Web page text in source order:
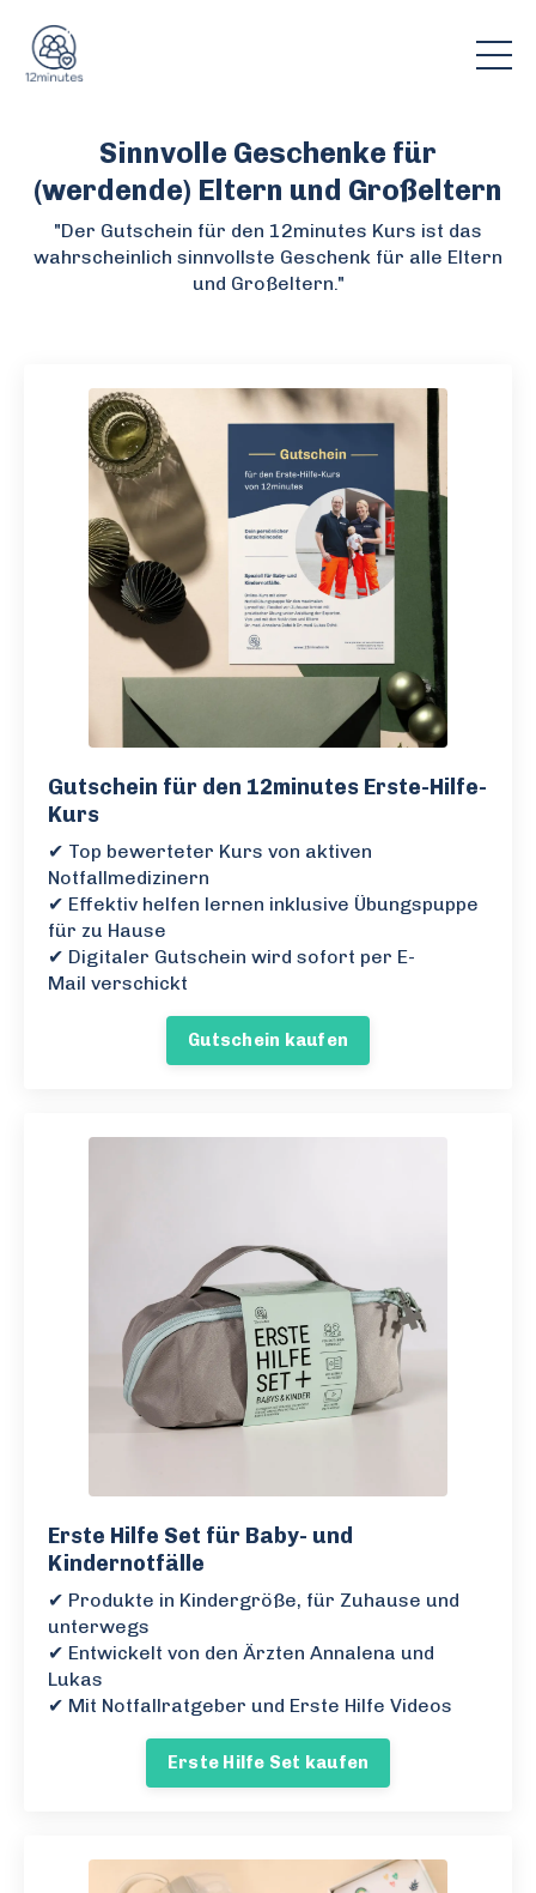
Sinnvolle Geschenke für
(werdende) Eltern und Großeltern
"Der Gutschein für den 12minutes Kurs ist das
wahrscheinlich sinnvollste Geschenk für alle Eltern
und Großeltern."
Gutschein für den 12minutes Erste-Hilfe-
Kurs
✔ Top bewerteter Kurs von aktiven
Notfallmedizinern
✔ Effektiv helfen lernen inklusive Übungspuppe
für zu Hause
✔ Digitaler Gutschein wird sofort per E-
Mail verschickt
Gutschein kaufen
Erste Hilfe Set für Baby- und
Kindernotfälle
✔ Produkte in Kindergröße, für Zuhause und
unterwegs
✔ Entwickelt von den Ärzten Annalena und
Lukas
✔ Mit Notfallratgeber und Erste Hilfe Videos
Erste Hilfe Set kaufen